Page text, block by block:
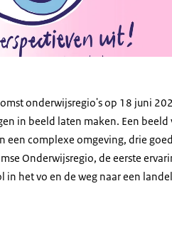
onderwijsregio's op 18 juni
in beeld laten maken. Een beeld
een complexe omgeving, drie
Onderwijsregio, de eerste
in het vo en de weg naar een